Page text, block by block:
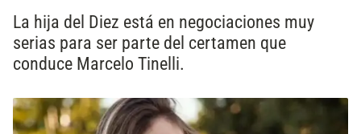
La hija del Diez está en negociaciones muy
serias para ser parte del certamen que
conduce Marcelo Tinelli.